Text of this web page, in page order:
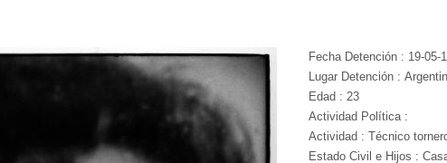
Fecha Detención : 19-05-
Lugar Detención :
Edad : 23
Actividad Política :
Actividad : Técnico
Estado Civil e Hijos :